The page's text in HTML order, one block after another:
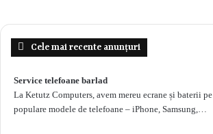
Cele mai recente anunțuri
Service telefoane barlad
La Ketutz Computers, avem mereu ecrane și baterii
populare modele de telefoane – iPhone, Samsung,…